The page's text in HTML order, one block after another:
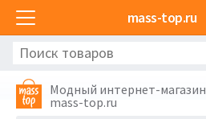
mass-top.ru
Модный интернет-магазин
mass-top.ru